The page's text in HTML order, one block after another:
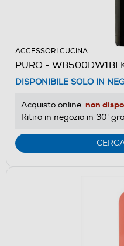
ACCESSORI CUCINA
PURO -
DISPONIBILE SOLO IN
Acquisto online: non
Ritiro in negozio in 30'